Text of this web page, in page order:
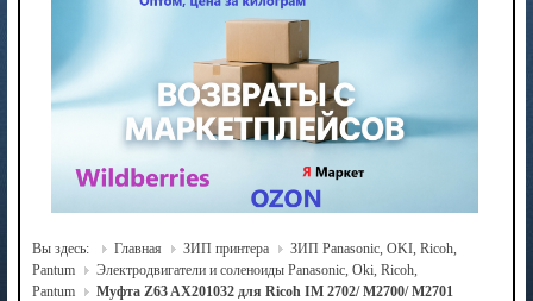
Вы здесь: Главная ЗИП принтера
ЗИП Panasonic, OKI, Ricoh,
Pantum
Электродвигатели и соленоиды Panasonic, Oki, Ricoh,
Pantum
Муфта Z63 AX201032 для Ricoh IM 2702/ M2700/ M2701